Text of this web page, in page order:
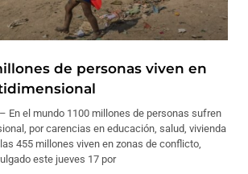
de personas viven en
En el mundo 1100 millones de personas sufren
por carencias en educación, salud, vivienda
455 millones viven en zonas de conflicto,
este jueves 17 por